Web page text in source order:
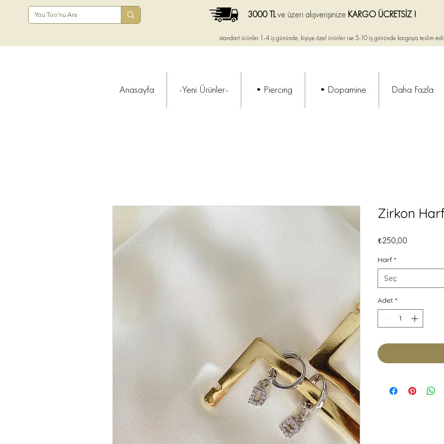
standart ürünler 1-4 iş gününde, kişiye özel ürünler ise 5-10 iş gününde kargoya teslim
3000 TLve üzeri alışverişinize KARGO ÜCRETSİZ !
Anasayfa -Yeni Ürünler- •Piercing •Dopamine Daha Fazla
Zirkon
₺250,00
Harf *
Seç
Adet *